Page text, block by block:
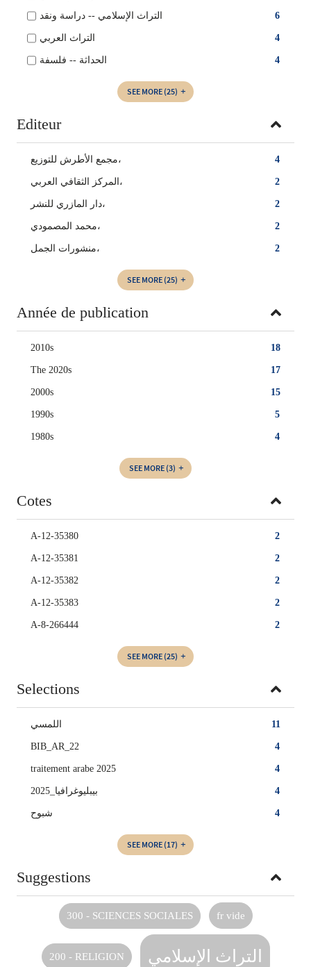
6 التراث الإسلامي -- دراسة ونقد
4 التراث العربي
4 الحداثة -- فلسفة
SEE MORE (25)
Editeur
4 مجمع الأطرش للتوزيع،
2 المركز الثقافي العربي،
2 دار المازري للنشر،
2 محمد المصمودي،
2 منشورات الجمل،
SEE MORE (25)
Année de publication
18
2010s
17
The 2020s
15
2000s
5
1990s
4
1980s
SEE MORE (3)
Cotes
2
A-12-35380
2
A-12-35381
2
A-12-35382
2
A-12-35383
2
A-8-266444
SEE MORE (25)
Selections
11 اللمسي
4
BIB_AR_22
4
traitement arabe 2025
4 بيبليوغرافيا_2025
4 شبوح
SEE MORE (17)
Suggestions
300 - SCIENCES SOCIALES fr vide
200 - RELIGION التراث الإسلامي